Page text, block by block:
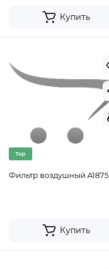
Купить
Top
Фильтр воздушный A1875
Купить